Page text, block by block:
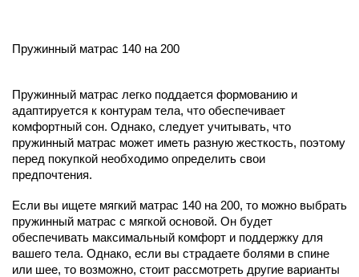
Пружинный матрас 140 на 200
Пружинный матрас легко поддается формованию и
адаптируется к контурам тела, что обеспечивает
комфортный сон. Однако, следует учитывать, что
пружинный матрас может иметь разную жесткость, поэтому
перед покупкой необходимо определить свои
предпочтения.
Если вы ищете мягкий матрас 140 на 200, то можно выбрать
пружинный матрас с мягкой основой. Он будет
обеспечивать максимальный комфорт и поддержку для
вашего тела. Однако, если вы страдаете болями в спине
или шее, то возможно, стоит рассмотреть другие варианты